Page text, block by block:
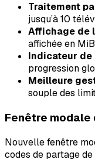
Traitement
jusqu’à 10
Affichage de
affichée en
Indicateur de
progression
Meilleure
souple des
Fenêtre
Nouvelle fenêtre
codes de partage